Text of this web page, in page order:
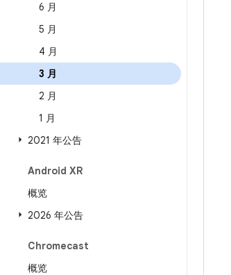
6 月
5 月
4 月
3 月
2 月
1 月
2021 年公告
Android XR
概览
2026 年公告
Chromecast
概览